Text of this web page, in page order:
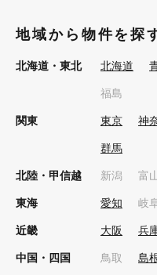
地域から物件を探
北海道・東北 北海道
福島
関東 東京 神
群馬
北陸・甲信越 新潟 富
東海 愛知 岐
近畿 大阪 兵
中国・四国 鳥取 島